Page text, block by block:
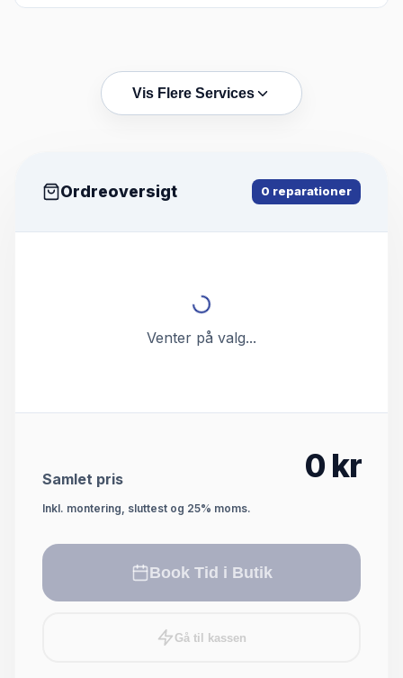
Vis Flere Services
Ordreoversigt 0 reparationer
Venter på valg...
Samlet pris 0 kr
Inkl. montering, sluttest og 25% moms.
Book Tid i Butik
Gå til kassen